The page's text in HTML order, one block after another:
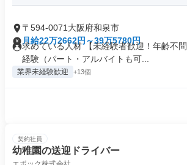
〒594-0071大阪府和泉市
月給22万2662円～39万5780円
求めている人材 【未経験者歓迎！年齢不
経験（パート・アルバイトも可...
業界未経験歓迎 +13個
契約社員
幼稚園の送迎ドライバー